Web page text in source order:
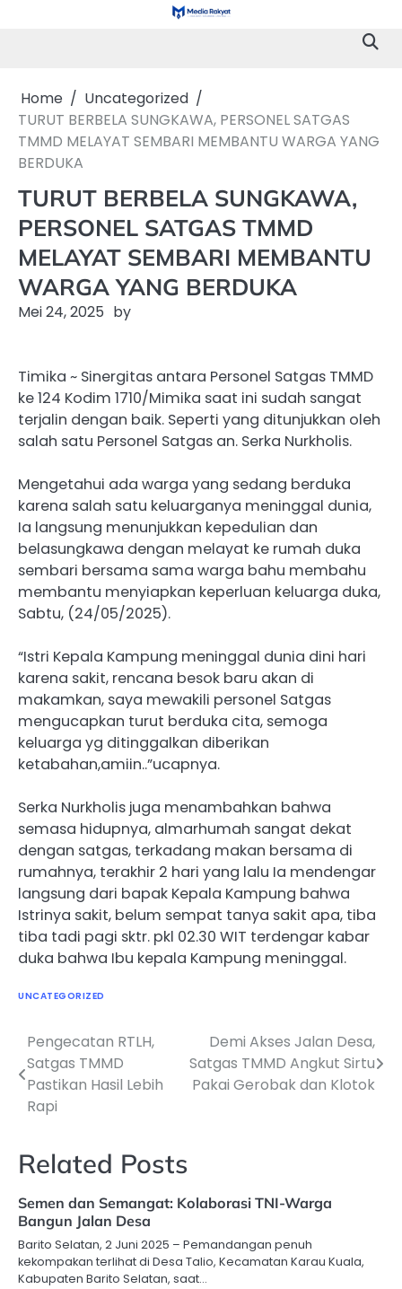
Home
Uncategorized
TURUT BERBELA SUNGKAWA, PERSONEL SATGAS
TMMD MELAYAT SEMBARI MEMBANTU WARGA YANG
BERDUKA
TURUT BERBELA SUNGKAWA,
PERSONEL SATGAS TMMD
MELAYAT SEMBARI MEMBANTU
WARGA YANG BERDUKA
Mei 24, 2025 by
Timika ~ Sinergitas antara Personel Satgas TMMD
ke 124 Kodim 1710/Mimika saat ini sudah sangat
terjalin dengan baik. Seperti yang ditunjukkan oleh
salah satu Personel Satgas an. Serka Nurkholis.
Mengetahui ada warga yang sedang berduka
karena salah satu keluarganya meninggal dunia,
Ia langsung menunjukkan kepedulian dan
belasungkawa dengan melayat ke rumah duka
sembari bersama sama warga bahu membahu
membantu menyiapkan keperluan keluarga duka,
Sabtu, (24/05/2025).
“Istri Kepala Kampung meninggal dunia dini hari
karena sakit, rencana besok baru akan di
makamkan, saya mewakili personel Satgas
mengucapkan turut berduka cita, semoga
keluarga yg ditinggalkan diberikan
ketabahan,amiin..”ucapnya.
Serka Nurkholis juga menambahkan bahwa
semasa hidupnya, almarhumah sangat dekat
dengan satgas, terkadang makan bersama di
rumahnya, terakhir 2 hari yang lalu Ia mendengar
langsung dari bapak Kepala Kampung bahwa
Istrinya sakit, belum sempat tanya sakit apa, tiba
tiba tadi pagi sktr. pkl 02.30 WIT terdengar kabar
duka bahwa Ibu kepala Kampung meninggal.
UNCATEGORIZED
Navigasi
pos
Pengecatan RTLH,
Satgas TMMD
Pastikan Hasil Lebih
Rapi
Demi Akses Jalan Desa,
Satgas TMMD Angkut Sirtu
Pakai Gerobak dan Klotok
Related Posts
Semen dan Semangat: Kolaborasi TNI-Warga
Bangun Jalan Desa
Barito Selatan, 2 Juni 2025 – Pemandangan penuh
kekompakan terlihat di Desa Talio, Kecamatan Karau Kuala,
Kabupaten Barito Selatan, saat…